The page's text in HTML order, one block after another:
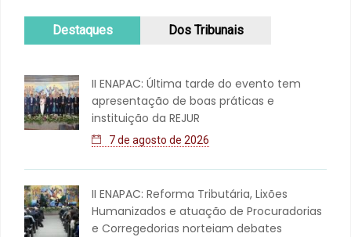
Destaques Dos Tribunais
II ENAPAC: Última tarde do evento tem
apresentação de boas práticas e
instituição da REJUR
7 de agosto de 2026
II ENAPAC: Reforma Tributária, Lixões
Humanizados e atuação de Procuradorias
e Corregedorias norteiam debates